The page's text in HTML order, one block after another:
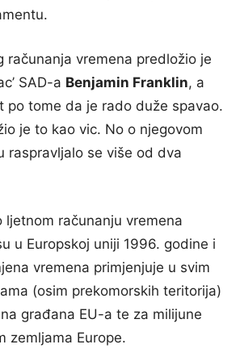
računanja vremena predložio je
SAD-a Benjamin Franklin, a
po tome da je rado duže spavao.
je to kao vic. No o njegovom
raspravljalo se više od dva
ljetnom računanju vremena
u Europskoj uniji 1996. godine i
vremena primjenjuje u svim
(osim prekomorskih teritorija)
građana EU-a te za milijune
zemljama Europe.